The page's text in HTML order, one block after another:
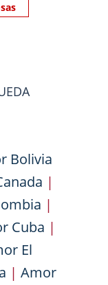
Bolivia
|
|
Cuba |
El
| Amor